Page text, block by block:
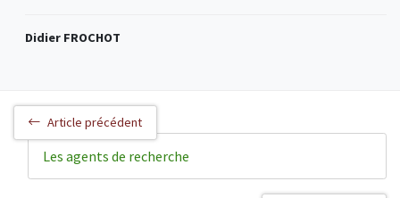
Didier FROCHOT
Article précédent
Les agents de recherche